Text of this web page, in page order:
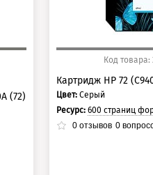
(72)
Код товара:
Картридж HP 72
Цвет: Серый
Ресурс: 600 страниц формата А4
0отзывов 0